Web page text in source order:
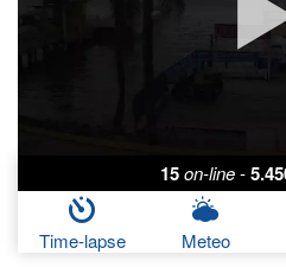
15on-line-
Time-lapse Meteo